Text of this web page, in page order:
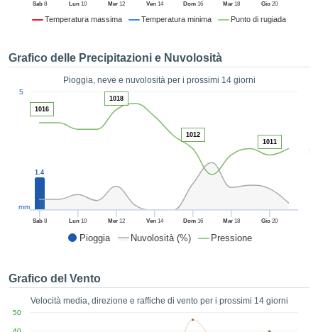
per
senza
clic sul
ACCETTA
Temperatura massima Temperatura minima Punto di rugiada
Sab8 Lun 10 Mer12 Ven14 Dom16 Mar18 Gio 20
Grafico delle Precipitazioni e Nuvolosità
Pioggia, neve e nuvolosità per i prossimi 14 giorni
Pioggia Nuvolosità (%) Pressione
50
Sab8 Lun 10 Mer12 Ven14 Dom16 Mar18 Gio 20
5
mm
1.4
1016
1018
1012
1011
Grafico del Vento
Velocità media, direzione e raffiche di vento per i prossimi 14 giorni
50